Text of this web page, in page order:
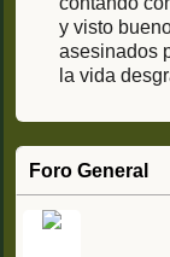
y visto
asesinados
la vida
Foro General